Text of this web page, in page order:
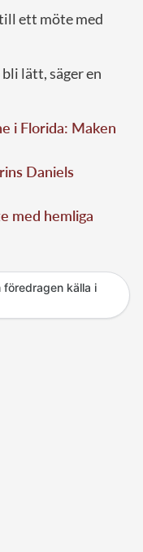
ett möte med
lätt, säger en
i Florida: Maken
Daniels
med hemliga
källa i